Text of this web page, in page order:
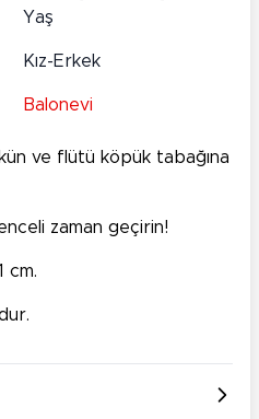
Yaş
Kız-Erkek
Balonevi
ve flütü köpük tabağına
zaman geçirin!
cm.